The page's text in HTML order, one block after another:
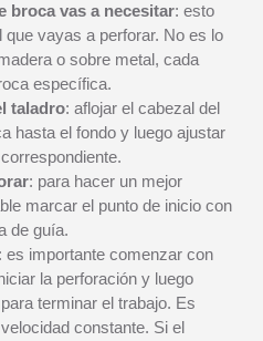
broca vas a necesitar: esto
que vayas a perforar. No es lo
o sobre metal, cada
específica.
taladro: aflojar el cabezal del
hasta el fondo y luego ajustar
: para hacer un mejor
marcar el punto de inicio con
de guía.
: es importante comenzar con
la perforación y luego
terminar el trabajo. Es
constante. Si el